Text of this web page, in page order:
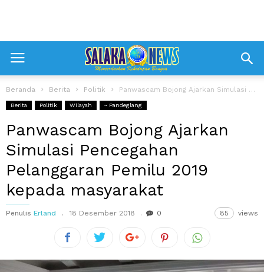
Beranda Berita Politik Panwascam Bojong Ajarkan Simulasi Pencegahan Pelanggaran Pemilu 2019 kepada masyarakat
Berita Politik Wilayah ~ Pandeglang
Panwascam Bojong Ajarkan
Simulasi Pencegahan
Pelanggaran Pemilu 2019
kepada masyarakat
Penulis Erland 18 Desember 2018 0 85 views